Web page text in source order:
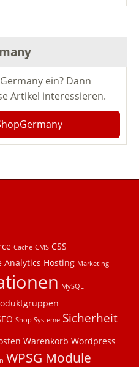
ein? Dann
Artikel interessieren.
Cache CMS CSS
Analytics Hosting Marketing
MySQL
Shop Systeme Sicherheit
Warenkorb Wordpress
WPSG Module